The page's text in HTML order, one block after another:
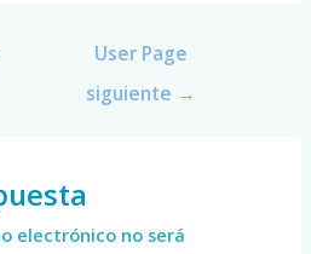
User Page
siguiente →
electrónico no será